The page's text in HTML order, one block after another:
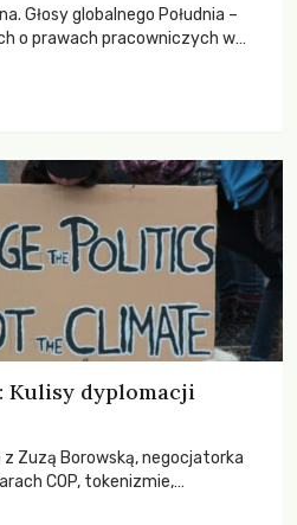
Głosy globalnego Południa –
o prawach pracowniczych w
Kulisy dyplomacji
Zuzą Borowską, negocjatorka
COP, tokenizmie,